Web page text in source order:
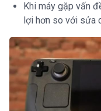
Khi máy gặp vấn
lợi hơn so với sửa